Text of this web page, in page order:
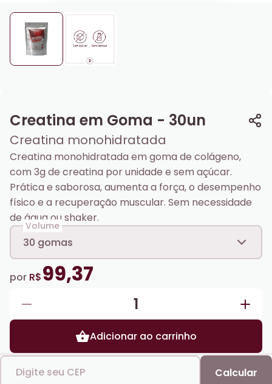
Creatina em Goma - 30un
Creatina monohidratada
Creatina monohidratada em goma de colágeno,
com 3g de creatina por unidade e sem açúcar.
Prática e saborosa, aumenta a força, o desempenho
físico e a recuperação muscular. Sem necessidade
de água ou shaker.
Volume
30 gomas
por R$99,37
1
Adicionar ao carrinho
Digite seu CEP Calcular